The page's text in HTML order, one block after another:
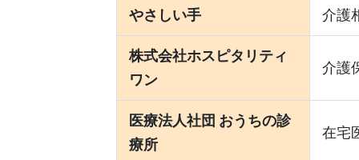
やさしい手 介護
株式会社ホスピタリティ
ワン
介護
医療法人社団 おうちの診
療所
在宅